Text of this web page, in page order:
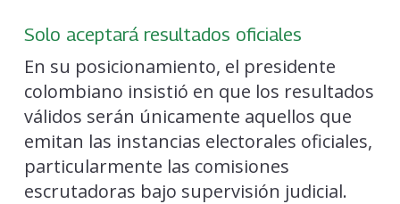
Solo aceptará resultados oficiales
En su posicionamiento, el presidente
colombiano insistió en que los resultados
válidos serán únicamente aquellos que
emitan las instancias electorales oficiales,
particularmente las comisiones
escrutadoras bajo supervisión judicial.